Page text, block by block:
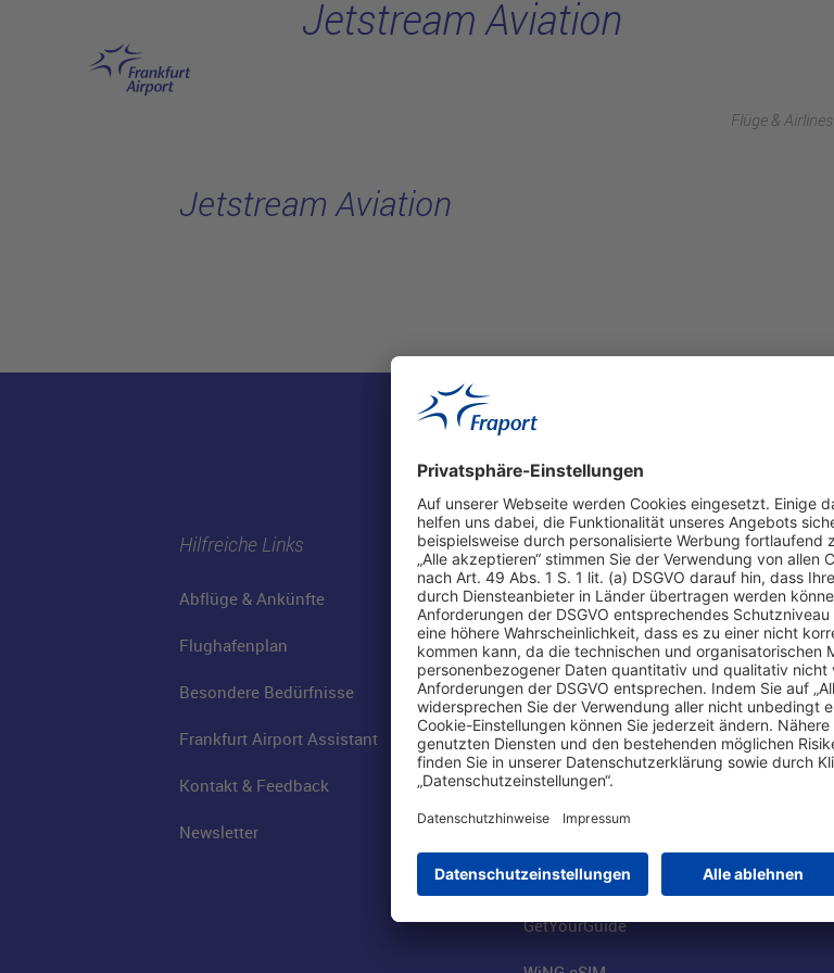
Flüge & Airlines
Jetstream Aviation
Jetstream Aviation
Hilfreiche Links
Abflüge & Ankünfte
Flughafenplan
Besondere Bedürfnisse
Frankfurt Airport Assistant
Kontakt & Feedback
Newsletter
Online einkaufen & buchen
Parkplätze
Online-Shop
Besucherservices
FRA SmartWay
Hotels am Standort
Mietwagen weltweit
Flüge buchen
GetYourGuide